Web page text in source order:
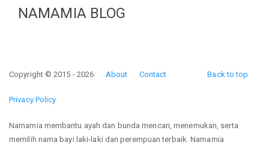
NAMAMIA BLOG
Back to top
Copyright © 2015 - 2026 About Contact
Privacy Policy
Namamia membantu ayah dan bunda mencari, menemukan, serta
memilih nama bayi laki-laki dan perempuan terbaik. Namamia